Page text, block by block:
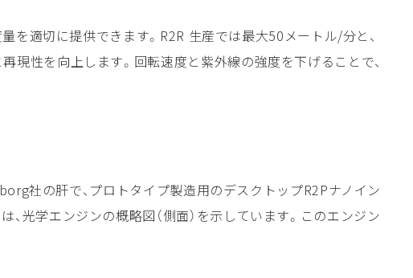
を適切に提供できます。R2R 生産では最大50メートル/分と、
性を向上します。回転速度と紫外線の強度を下げることで、
社の肝で、プロトタイプ製造用のデスクトップR2Pナノイン
光学エンジンの概略図（側面）を示しています。このエンジン